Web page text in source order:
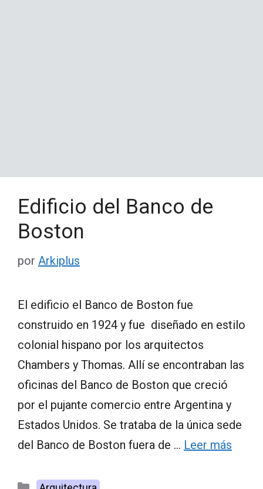
Edificio del Banco de
Boston
por Arkiplus
El edificio el Banco de Boston fue
construido en 1924 y fue diseñado en estilo
colonial hispano por los arquitectos
Chambers y Thomas. Allí se encontraban las
oficinas del Banco de Boston que creció
por el pujante comercio entre Argentina y
Estados Unidos. Se trataba de la única sede
del Banco de Boston fuera de … Leer más